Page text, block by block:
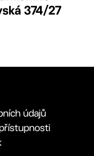
374/27
údajů